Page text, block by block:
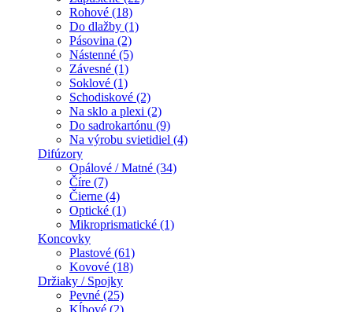
Rohové (18)
Do dlažby (1)
Pásovina (2)
Nástenné (5)
Závesné (1)
Soklové (1)
Schodiskové (2)
Na sklo a plexi (2)
Do sadrokartónu (9)
Na výrobu svietidiel (4)
Difúzory
Opálové / Matné (34)
Číre (7)
Čierne (4)
Optické (1)
Mikroprismatické (1)
Koncovky
Plastové (61)
Kovové (18)
Držiaky / Spojky
Pevné (25)
Kĺbové (2)